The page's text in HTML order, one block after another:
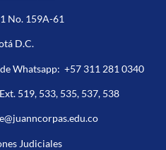
No. 159A-61
D.C.
Whatsapp: +57 311 281 0340
519, 533, 535, 537, 538
Judiciales